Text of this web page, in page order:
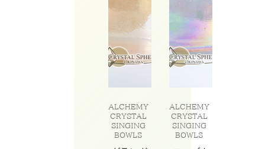
ALCHEMY
CRYSTAL
SINGING
BOWLS
ALCHEMY
CRYSTAL
SINGING
BOWLS